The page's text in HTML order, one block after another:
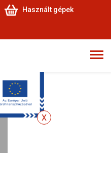
Használt gépek